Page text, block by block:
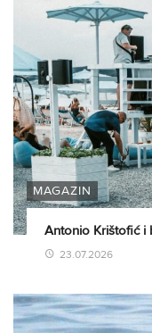
MAGAZIN
Antonio Krištofić i
23.07.2026